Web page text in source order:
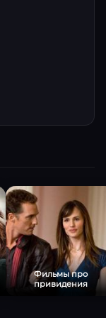
Арчи. После
вся компания
в
Фильмы про
привидения